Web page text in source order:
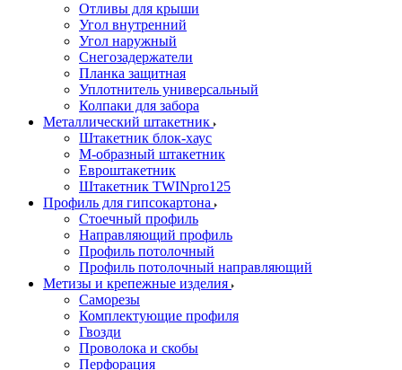
Отливы для крыши
Угол внутренний
Угол наружный
Снегозадержатели
Планка защитная
Уплотнитель универсальный
Колпаки для забора
Металлический штакетник
Штакетник блок-хаус
М-образный штакетник
Евроштакетник
Штакетник TWINpro125
Профиль для гипсокартона
Стоечный профиль
Направляющий профиль
Профиль потолочный
Профиль потолочный направляющий
Метизы и крепежные изделия
Саморезы
Комплектующие профиля
Гвозди
Проволока и скобы
Перфорация